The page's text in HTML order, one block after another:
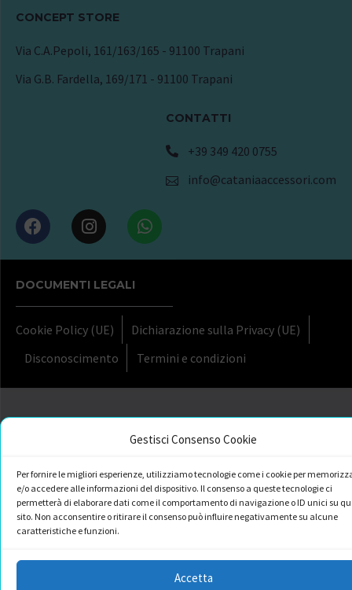
Gestisci Consenso Cookie
Per fornire le migliori esperienze, utilizziamo tecnologie come i cookie per
e/o accedere alle informazioni del dispositivo. Il consenso a queste tecnologie ci
permetterà di elaborare dati come il comportamento di navigazione o ID unici su
sito. Non acconsentire o ritirare il consenso può influire negativamente su alcune
caratteristiche e funzioni.
Accetta
CONCEPT STORE
Via C.A.Pepoli, 161/163/165 - 91100 Trapani
Via G.B. Fardella, 169/171 - 91100 Trapani
CONTATTI
+39 349 420 0755
info@cataniaaccessori.com
DOCUMENTI LEGALI
Cookie Policy (UE)
Dichiarazione sulla Privacy (UE)
Disconoscimento
Termini e condizioni